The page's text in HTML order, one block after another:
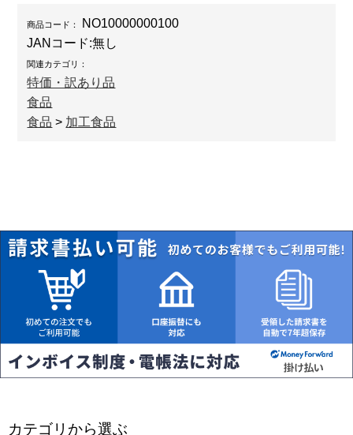
商品コード：
NO10000000100
JANコード:無し
関連カテゴリ：
特価・訳あり品
食品
食品 > 加工食品
カテゴリから選ぶ